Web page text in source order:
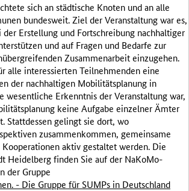
sich an städtische Knoten und an alle
bundesweit. Ziel der Veranstaltung war es,
Erstellung und Fortschreibung nachhaltiger
und auf Fragen und Bedarfe zur
Zusammenarbeit einzugehen.
alle interessierten Teilnehmenden eine
der nachhaltigen Mobilitätsplanung in
wesentliche Erkenntnis der Veranstaltung war,
keine Aufgabe einzelner Ämter
Stattdessen gelingt sie dort, wo
zusammenkommen, gemeinsame
aktiv gestaltet werden. Die
Heidelberg finden Sie auf der NaKoMo-
der Gruppe
- Die Gruppe für SUMPs in Deutschland